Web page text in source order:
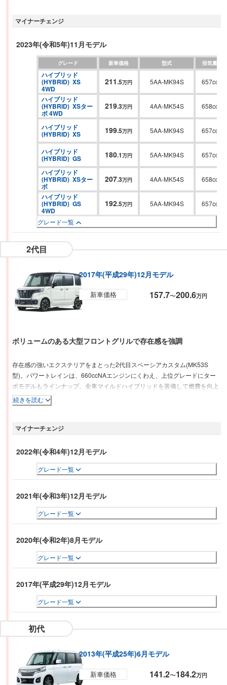
空間へと進化させたリアシートには、3つのモードにアレンジ可能なマルチ
サーキュレーターを採用して利便性を高めている。安全機能は、ミリ波レー
ダーと単眼カメラを組み合わせた衝突被害軽減ブレーキ「デュアルセンサー
ブレーキサポートⅡ」を全車標準装備。上位グレードには、ステアリングヒ
ーターを標準装備する。
マイナーチェンジ
2023年(令和5年)11月モデル
グレード 新車価格 型式 排気量
ハイブリッド
(HYBRID)  XS
4WD
211.5万円 5AA-MK94S 657cc
ハイブリッド
(HYBRID)  XSター
ボ 4WD
219.3万円 4AA-MK54S 658cc
ハイブリッド
(HYBRID)  XS 199.5万円 5AA-MK94S 657cc
ハイブリッド
(HYBRID)  GS 180.1万円 5AA-MK94S 657cc
ハイブリッド
(HYBRID)  XSター
ボ
207.3万円 4AA-MK54S 658cc
ハイブリッド
(HYBRID)  GS
4WD
192.5万円 5AA-MK94S 657cc
グレード一覧
2代目
2017年(平成29年)12月モデル
新車価格 157.7〜200.6万円
ボリュームのある大型フロントグリルで存在感を強調
存在感の強いエクステリアをまとった2代目スペーシアカスタム(MK53S
型)。パワートレインは、660ccNAエンジンにくわえ、上位グレードにター
ボモデルもラインナップ。全車マイルドハイブリッドを装備して燃費を向上
させている。安全装備は、スズキの予防安全技術「スズキ セーフティ サポ
ート」を採用。衝突被害軽減ブレーキ「デュアルセンサーブレーキサポート
退時ブレーキサポート」などを標準装備するほか、ヘッドアップディスプレ
など、安全運転を支援する機能を充実させた。広い室内空間に、低床で開口
大きな荷物も入れやすくなったラゲッジルームなど、利便性も向上してい
る。
続きを読む
マイナーチェンジ
2022年(令和4年)12月モデル
グレード一覧
2021年(令和3年)12月モデル
グレード一覧
2020年(令和2年)8月モデル
グレード一覧
2017年(平成29年)12月モデル
グレード一覧
初代
2013年(平成25年)6月モデル
新車価格 141.2〜184.2万円